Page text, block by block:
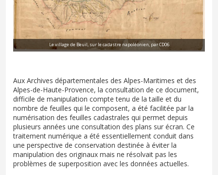
Le village de Beuil, sur le cadastre napoléonien, par CD06
Aux Archives départementales des Alpes-Maritimes et des
Alpes-de-Haute-Provence, la consultation de ce document,
difficile de manipulation compte tenu de la taille et du
nombre de feuilles qui le composent, a été facilitée par la
numérisation des feuilles cadastrales qui permet depuis
plusieurs années une consultation des plans sur écran. Ce
traitement numérique a été essentiellement conduit dans
une perspective de conservation destinée à éviter la
manipulation des originaux mais ne résolvait pas les
problèmes de superposition avec les données actuelles.